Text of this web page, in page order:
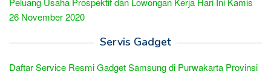
26 November 2020
Servis Gadget
Daftar Service Resmi Gadget Samsung di Purwakarta Provinsi